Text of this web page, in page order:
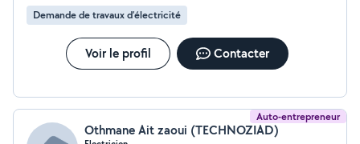
qu'électricien qualifié, je possède les compétences
nécessaires pour répondre à tous vos besoins
électriques, du plus simple au plus complexe. Vous
pouvez compter sur ma fiabilité et ma ponctualité. Je
respecte les délais convenus et je m'assure que chaque
Demande de travaux d’électricité
Voir le profil Contacter
Auto-entrepreneur
Othmane Ait zaoui (TECHNOZIAD)